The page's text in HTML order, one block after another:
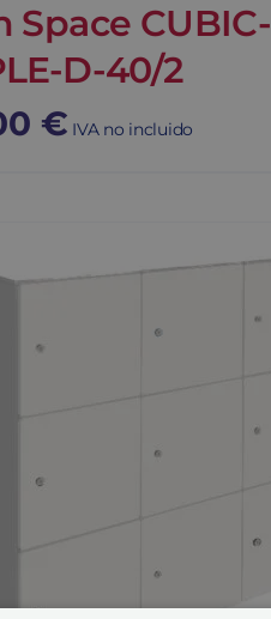
Space CUBIC-
D-40/2
€ IVA no incluido